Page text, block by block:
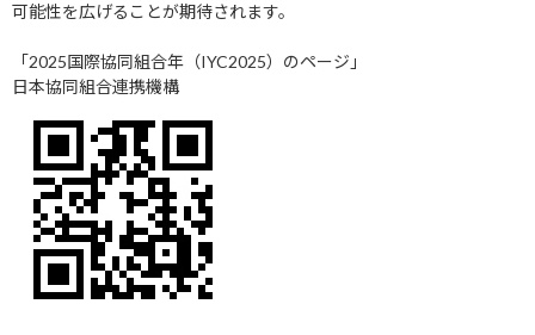
可能性を広げることが期待されます。
「2025国際協同組合年（IYC2025）のページ」
日本協同組合連携機構